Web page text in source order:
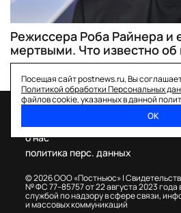
Режиссера Роба Райнера и
мертвыми. Что известно об
Посещая сайт postnews.ru, Вы
Политикой обработки Персональных
файлов cookie, указанных в данной
ОК
© 2026 ООО «Постньюс» |
№ ФС 77–85757 от 22 августа 2023
службой по надзору в сфере связи,
и массовых коммуникаций
о нас
политика перс. данных